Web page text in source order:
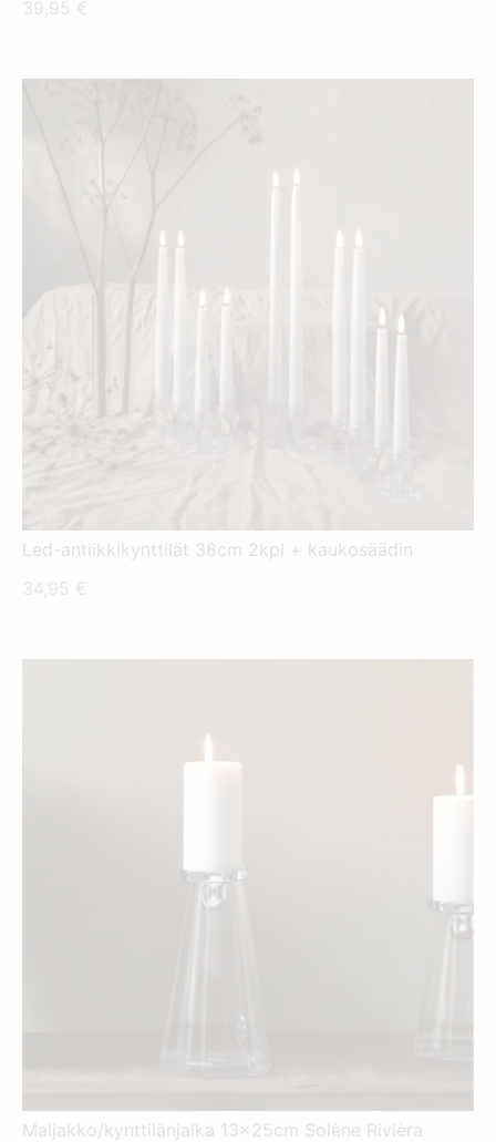
39,95 €
Led-antiikkikynttilät 38cm 2kpl + kaukosäädin
34,95 €
Maljakko/kynttilänjalka 13x25cm Solène Rivièra